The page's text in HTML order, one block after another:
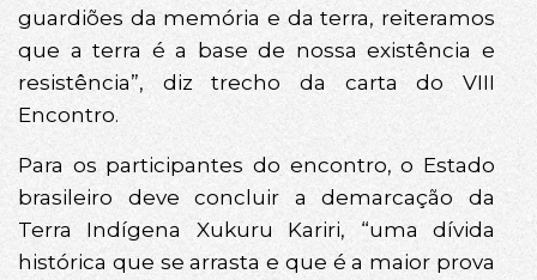
guardiões da memória e da terra, reiteramos
que a terra é a base de nossa existência e
resistência”, diz trecho da carta do VIII
Encontro.
Para os participantes do encontro, o Estado
brasileiro deve concluir a demarcação da
Terra Indígena Xukuru Kariri, “uma dívida
histórica que se arrasta e que é a maior prova